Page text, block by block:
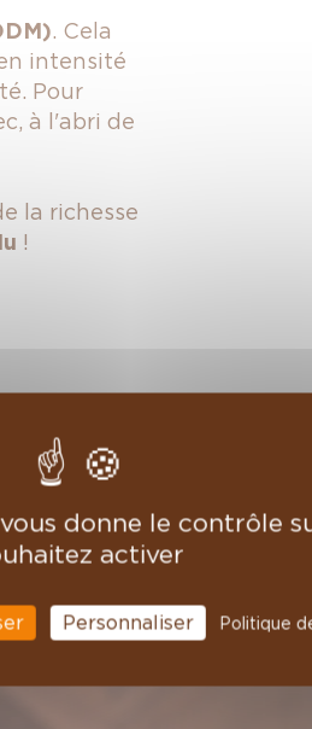
. Cela
intensité
Pour
à l'abri de
la richesse
!
donne le contrôle
activer
Personnaliser Politique